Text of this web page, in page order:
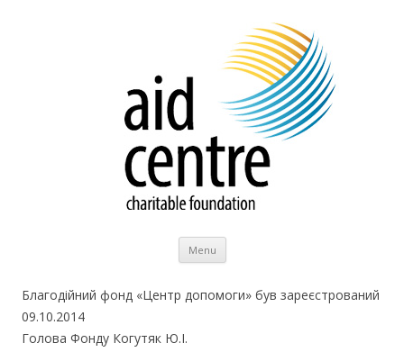
Menu Skip to content
Благодійний фонд «Центр допомоги» був зареєстрований
09.10.2014
Голова Фонду Когутяк Ю.І.